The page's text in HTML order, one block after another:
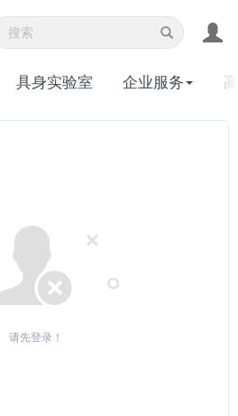
具身实验室 企业服务
请先登录！